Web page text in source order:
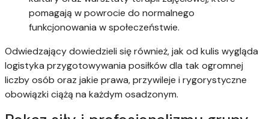
pomagają w powrocie do normalnego
funkcjonowania w społeczeństwie.
Odwiedzający dowiedzieli się również, jak od kulis wygląda
logistyka przygotowywania posiłków dla tak ogromnej
liczby osób oraz jakie prawa, przywileje i rygorystyczne
obowiązki ciążą na każdym osadzonym.